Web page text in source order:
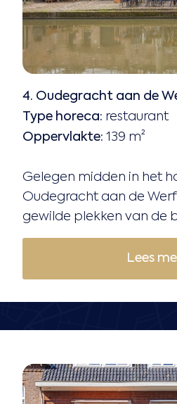
4. Oudegracht aan de
Type horeca: restaurant
Oppervlakte: 139 m²
Gelegen midden in het
Oudegracht aan de
gewilde plekken van de
Lees